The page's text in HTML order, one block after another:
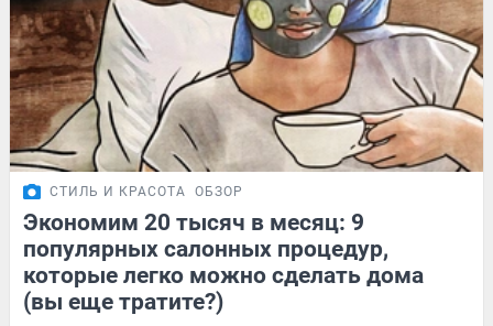
СТИЛЬ И КРАСОТА ОБЗОР
Экономим 20 тысяч в месяц: 9
популярных салонных процедур,
которые легко можно сделать дома
(вы еще тратите?)